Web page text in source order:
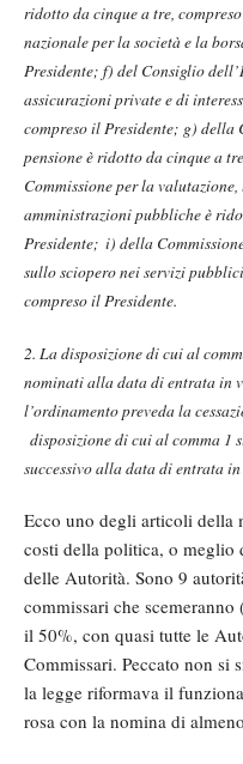
ridotto da cinque a tre,
nazionale per la società e la
Presidente; f) del Consiglio
assicurazioni private e di
compreso il Presidente; g) della
pensione è ridotto da cinque a
Commissione per la
amministrazioni pubbliche è
Presidente; i) della
sullo sciopero nei servizi
compreso il Presidente.
2. La disposizione di cui al
nominati alla data di entrata in
l’ordinamento preveda la
disposizione di cui al comma 1
successivo alla data di entrata
Ecco uno degli articoli della
costi della politica, o meglio
delle Autorità. Sono 9
commissari che
il 50%, con quasi tutte le
Commissari. Peccato non si
la legge riformava il
rosa con la nomina di